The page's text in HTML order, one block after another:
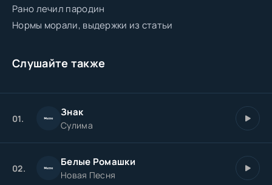
Рано лечил пародин
Нормы морали, выдержки из статьи
Слушайте также
01. Знак
Сулима
02. Белые Ромашки
Новая Песня